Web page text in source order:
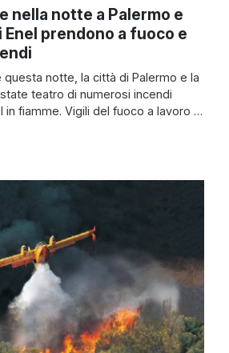
nella notte a Palermo e
prendono a fuoco e
questa notte, la città di Palermo e la
teatro di numerosi incendi
in fiamme. Vigili del fuoco a lavoro I
stati impegnati in decine e decine di